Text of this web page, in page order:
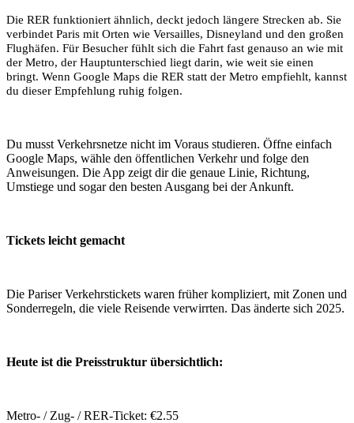
Die RER funktioniert ähnlich, deckt jedoch längere Strecken ab. Sie
verbindet Paris mit Orten wie Versailles, Disneyland und den großen
Flughäfen. Für Besucher fühlt sich die Fahrt fast genauso an wie mit
der Metro, der Hauptunterschied liegt darin, wie weit sie einen
bringt. Wenn Google Maps die RER statt der Metro empfiehlt, kannst
du dieser Empfehlung ruhig folgen.
Du musst Verkehrsnetze nicht im Voraus studieren. Öffne einfach
Google Maps, wähle den öffentlichen Verkehr und folge den
Anweisungen. Die App zeigt dir die genaue Linie, Richtung,
Umstiege und sogar den besten Ausgang bei der Ankunft.
Tickets leicht gemacht
Die Pariser Verkehrstickets waren früher kompliziert, mit Zonen und
Sonderregeln, die viele Reisende verwirrten. Das änderte sich 2025.
Heute ist die Preisstruktur übersichtlich:
Metro- / Zug- / RER-Ticket: €2.55